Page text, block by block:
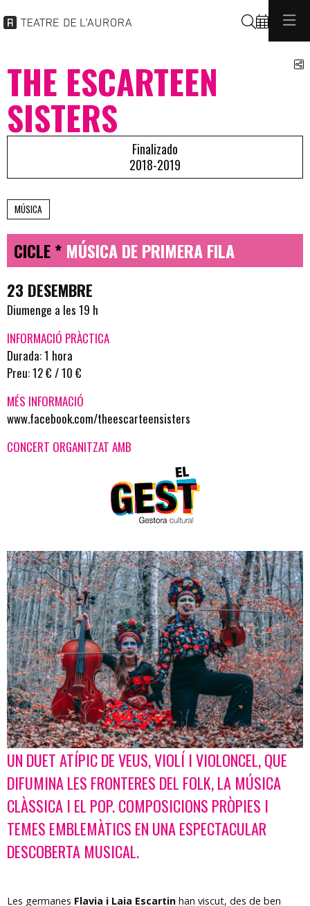
Buscar
THE ESCARTEEN
SISTERS
Finalizado
2018-2019
MÚSICA
CICLE * MÚSICA DE PRIMERA FILA
23 DESEMBRE
Diumenge a les 19 h
INFORMACIÓ PRÀCTICA
Durada: 1 hora
Preu: 12 € / 10 €
MÉS INFORMACIÓ
www.facebook.com/theescarteensisters
CONCERT ORGANITZAT AMB
Diapositiva 1 de 1
UN DUET ATÍPIC DE VEUS, VIOLÍ I VIOLONCEL, QUE
DIFUMINA LES FRONTERES DEL FOLK, LA MÚSICA
CLÀSSICA I EL POP. COMPOSICIONS PRÒPIES I
TEMES EMBLEMÀTICS EN UNA ESPECTACULAR
DESCOBERTA MUSICAL.
Les germanes Flavia i Laia Escartin han viscut, des de ben